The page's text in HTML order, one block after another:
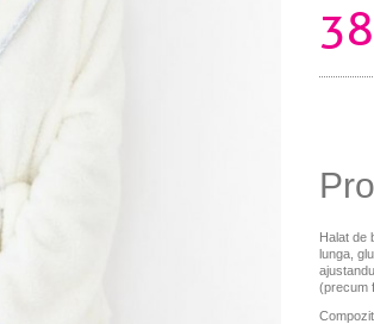
Halat de
lunga,
(precum